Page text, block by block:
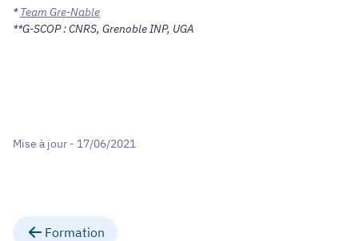
*Team Gre-Nable
**G-SCOP : CNRS, Grenoble INP, UGA
Mise à jour - 17/06/2021
Formation